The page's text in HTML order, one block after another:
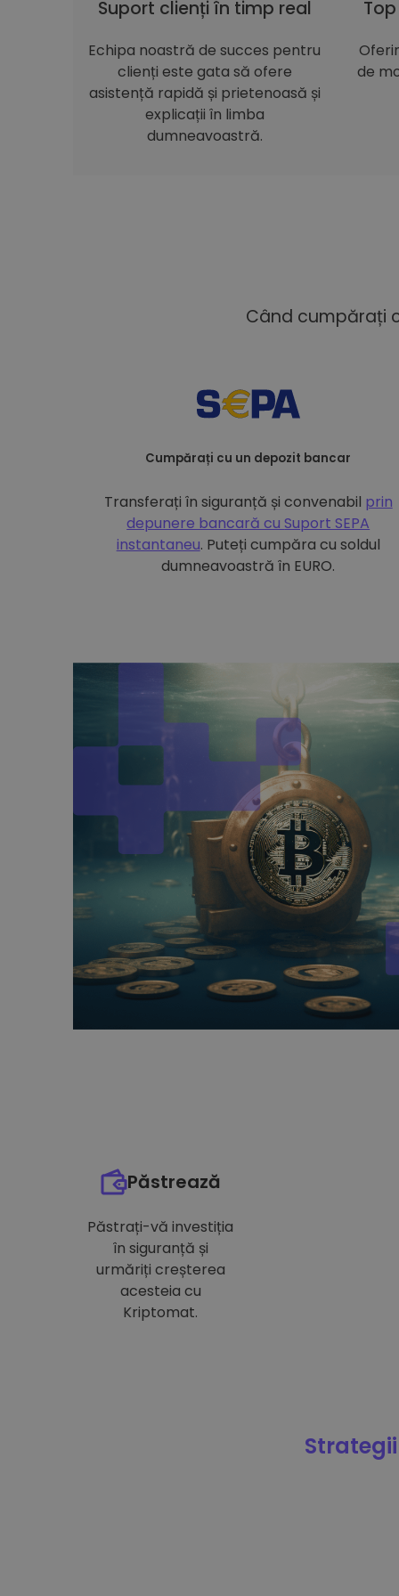
Suport clienți în timp real
Echipa noastră de succes pentru
clienți este gata să ofere
asistență rapidă și prietenoasă și
explicații în limba
dumneavoastră.
de
Când cumpărați
Cumpărați cu un depozit bancar
Transferați în siguranță și convenabil prin
depunere bancară cu Suport SEPA
instantaneu. Puteți cumpăra cu soldul
dumneavoastră în EURO.
Păstrează
Păstrați-vă investiția
în siguranță și
urmăriți creșterea
acesteia cu
Kriptomat.